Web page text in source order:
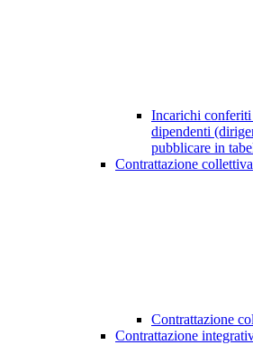
Incarichi conferiti
dipendenti
pubblicare in
Contrattazione collettiva
Contrattazione
Contrattazione